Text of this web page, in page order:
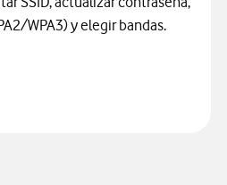
WPA3) y elegir bandas.
tu wifi